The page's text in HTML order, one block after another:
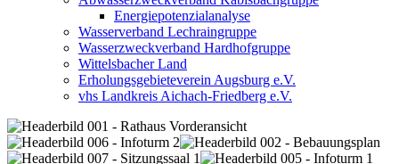
Energiepotenzialanalyse
Wasserverband Lechraingruppe
Wasserzweckverband Hardhofgruppe
Wittelsbacher Land
Erholungsgebieteverein Augsburg e.V.
vhs Landkreis Aichach-Friedberg e.V.